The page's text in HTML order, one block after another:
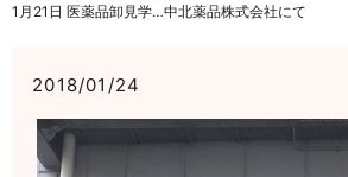
1月21日 医薬品卸見学…中北薬品株式会社にて
2018/01/24